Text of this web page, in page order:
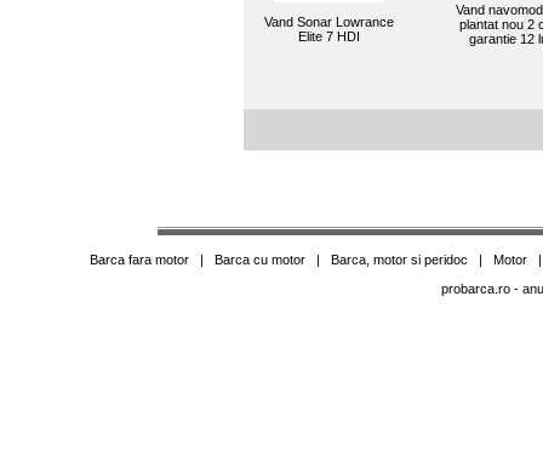
Vand Sonar Lowrance
Elite 7 HDI
Vand
plantat nou 2
garantie 12
Barca fara motor| Barca cu motor| Barca, motor si peridoc | Motor
probarca.ro-